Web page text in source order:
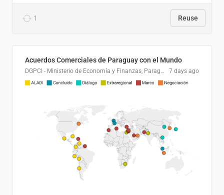
1 Reuse
Acuerdos Comerciales de Paraguay con el Mundo
DGPCI - Ministerio de Economía y Finanzas, Paraguay 7 days ago